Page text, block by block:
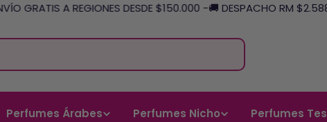
GRATIS A REGIONES DESDE $150.000 - 🚚 DESPACHO RM $2.588
Perfumes Árabes Perfumes Nicho Perfumes